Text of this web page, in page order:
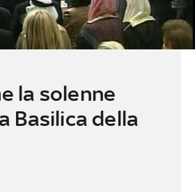
la solenne
Basilica della